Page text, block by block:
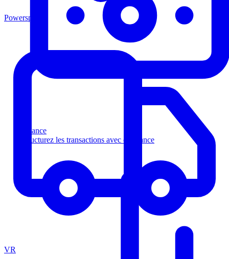
Finance
Structurez les transactions avec confiance
Powersports
VR